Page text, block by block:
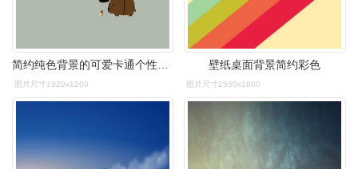
图片尺寸1920x1200
壁纸桌面背景简约彩色
图片尺寸2560x1600